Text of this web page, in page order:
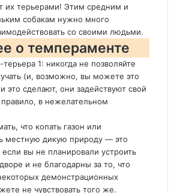
их терьерами! Этим средним и
собакам нужно много
со своими людьми.
о темпераменте
1: никогда не позволяйте
(и, возможно, вы можете это
это сделают, они задействуют свой
в нежелательном
что копать газон или
местную дикую природу — это
если вы не планировали устроить
и не благодарны за то, что
демонстрационных
не чувствовать того же.